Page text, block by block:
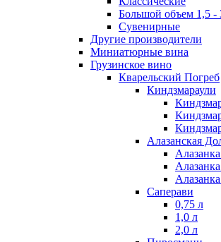
Большой объем 1,5 -
Сувенирные
Другие производители
Миниатюрные вина
Грузинское вино
Кварельский Погреб
Киндзмараули
Алазанская
Саперави
0,75 л
1,0 л
2,0 л